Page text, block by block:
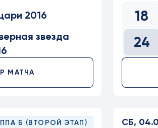
2016
звезда
МАТЧА
18
24
Б (ВТОРОЙ ЭТАП)
СБ,